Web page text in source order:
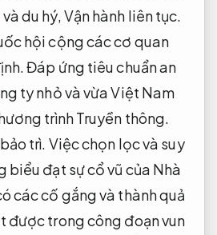
du hý,Vận hành liên tục.
hội cộng các cơ quan
Đáp ứng tiêu chuẩn an
ty nhỏ và vừa Việt Nam
trình Truyền thông.
trì. Việc chọn lọc và suy
biểu đạt sự cổ vũ của Nhà
các cố gắng và thành quả
được trong công đoạn vun